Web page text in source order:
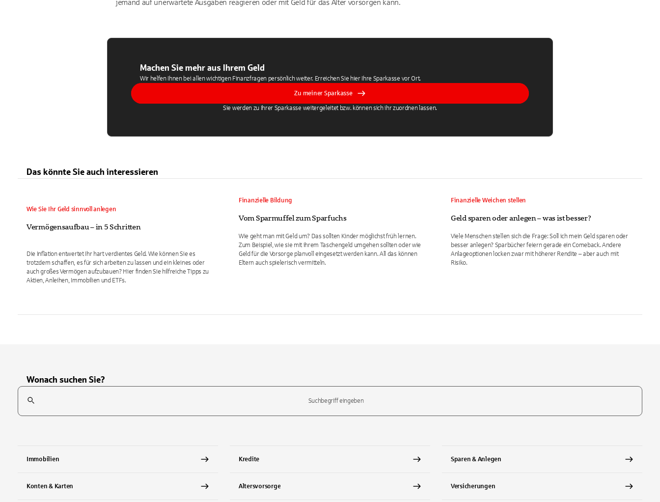
jemand auf unerwartete Ausgaben reagieren oder mit Geld für das Alter vorsorgen kann.
Machen Sie mehr aus Ihrem Geld
Wir helfen Ihnen bei allen wichtigen Finanzfragen persönlich weiter. Erreichen Sie hier Ihre Sparkasse vor Ort.
Zu meiner Sparkasse
Sie werden zu Ihrer Sparkasse weitergeleitet bzw. können sich ihr zuordnen lassen.
Das könnte Sie auch interessieren
Wie Sie Ihr Geld sinnvoll anlegen
Vermögensaufbau – in 5 Schritten
Die Inflation entwertet Ihr hart verdientes Geld. Wie können Sie es
trotzdem schaffen, es für sich arbeiten zu lassen und ein kleines oder
auch großes Vermögen aufzubauen? Hier finden Sie hilfreiche Tipps zu
Aktien, Anleihen, Immobilien und ETFs.
Finanzielle Bildung
Vom Sparmuffel zum Sparfuchs
Wie geht man mit Geld um? Das sollten Kinder möglichst früh lernen.
Zum Beispiel, wie sie mit ihrem Taschengeld umgehen sollten oder wie
Geld für die Vorsorge planvoll eingesetzt werden kann. All das können
Eltern auch spielerisch vermitteln.
Finanzielle Weichen stellen
Geld sparen oder anlegen – was ist besser?
Viele Menschen stellen sich die Frage: Soll ich mein Geld sparen oder
besser anlegen? Sparbücher feiern gerade ein Comeback. Andere
Anlageoptionen locken zwar mit höherer Rendite – aber auch mit
Risiko.
Wonach suchen Sie?
Suchfeld
Immobilien
Konten & Karten
Kredite
Altersvorsorge
Sparen & Anlegen
Versicherungen